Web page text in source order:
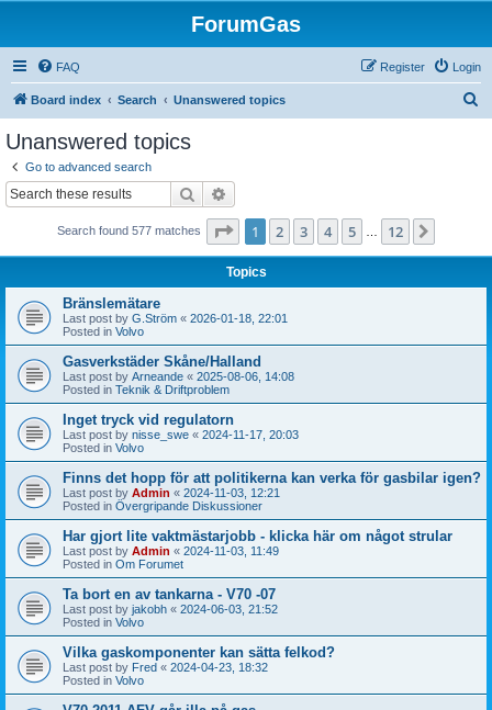
ForumGas
FAQ Login
Register
Board index Search Unanswered topics
Unanswered topics
Go to advanced search
Search
Search found 577 matches Page 1of 12
1 2 3 4 5 12
Topics
Bränslemätare
Last post by G.Ström « 2026-01-18, 22:01
Posted in Volvo
Gasverkstäder Skåne/Halland
Last post by Arneande « 2025-08-06, 14:08
Posted in Teknik & Driftproblem
Inget tryck vid regulatorn
Last post by nisse_swe « 2024-11-17, 20:03
Posted in Volvo
Finns det hopp för att politikerna kan verka för gasbilar igen?
Last post by Admin « 2024-11-03, 12:21
Posted in Övergripande Diskussioner
Har gjort lite vaktmästarjobb - klicka här om något strular
Last post by Admin « 2024-11-03, 11:49
Posted in Om Forumet
Ta bort en av tankarna - V70 -07
Last post by jakobh « 2024-06-03, 21:52
Posted in Volvo
Vilka gaskomponenter kan sätta felkod?
Last post by Fred « 2024-04-23, 18:32
Posted in Volvo